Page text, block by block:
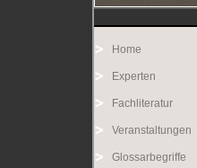
Home
Experten
Fachliteratur
Veranstaltungen
Glossarbegriffe